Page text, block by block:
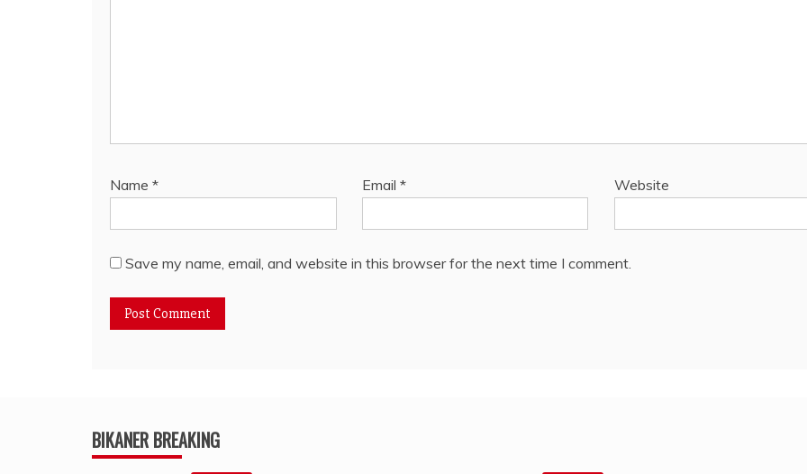
Name * Email * Website
Save my name, email, and website in this browser for the next time I comment.
BIKANER BREAKING